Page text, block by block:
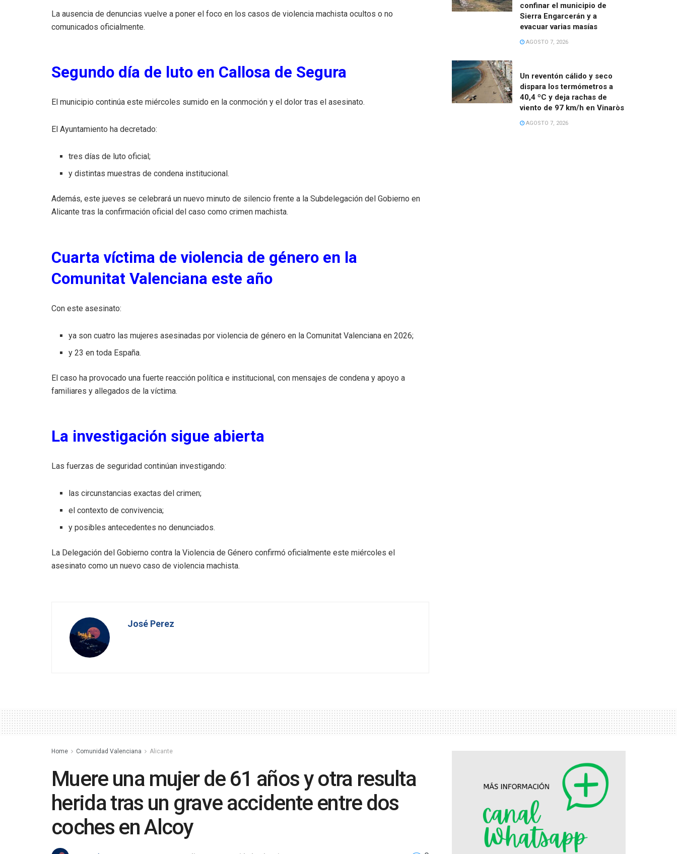
La ausencia de denuncias vuelve a poner el foco en los casos de violencia machista ocultos o no
comunicados oficialmente.
Segundo día de luto en Callosa de Segura
El municipio continúa este miércoles sumido en la conmoción y el dolor tras el asesinato.
El Ayuntamiento ha decretado:
tres días de luto oficial;
y distintas muestras de condena institucional.
Además, este jueves se celebrará un nuevo minuto de silencio frente a la Subdelegación del Gobierno en
Alicante tras la confirmación oficial del caso como crimen machista.
Cuarta víctima de violencia de género en la
Comunitat Valenciana este año
Con este asesinato:
ya son cuatro las mujeres asesinadas por violencia de género en la Comunitat Valenciana en 2026;
y 23 en toda España.
El caso ha provocado una fuerte reacción política e institucional, con mensajes de condena y apoyo a
familiares y allegados de la víctima.
La investigación sigue abierta
Las fuerzas de seguridad continúan investigando:
las circunstancias exactas del crimen;
el contexto de convivencia;
y posibles antecedentes no denunciados.
La Delegación del Gobierno contra la Violencia de Género confirmó oficialmente este miércoles el
asesinato como un nuevo caso de violencia machista.
José Perez
confinar el municipio de
Sierra Engarcerán y a
evacuar varias masías
AGOSTO 7, 2026
Un reventón cálido y seco
dispara los termómetros a
40,4 ºC y deja rachas de
viento de 97 km/h en Vinaròs
AGOSTO 7, 2026
Home Comunidad Valenciana Alicante
Muere una mujer de 61 años y otra resulta
herida tras un grave accidente entre dos
coches en Alcoy